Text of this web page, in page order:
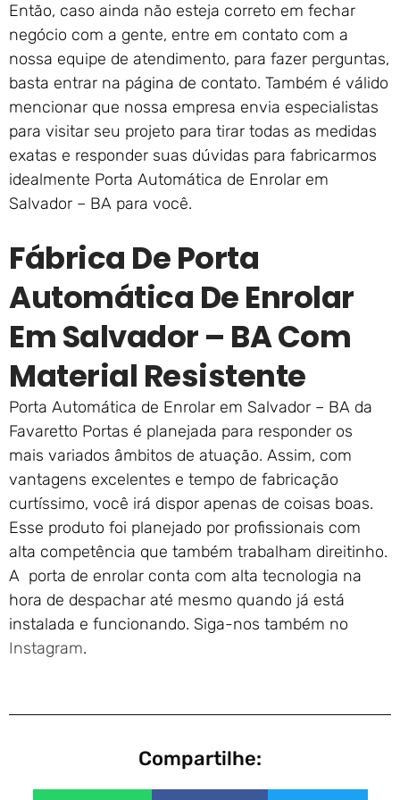
Então, caso ainda não esteja correto em fechar
negócio com a gente, entre em contato com a
nossa equipe de atendimento, para fazer perguntas,
basta entrar na página de contato. Também é válido
mencionar que nossa empresa envia especialistas
para visitar seu projeto para tirar todas as medidas
exatas e responder suas dúvidas para fabricarmos
idealmente Porta Automática de Enrolar em
Salvador – BA para você.
Fábrica De Porta
Automática De Enrolar
Em Salvador – BA Com
Material Resistente
Porta Automática de Enrolar em Salvador – BA da
Favaretto Portas é planejada para responder os
mais variados âmbitos de atuação. Assim, com
vantagens excelentes e tempo de fabricação
curtíssimo, você irá dispor apenas de coisas boas.
Esse produto foi planejado por profissionais com
alta competência que também trabalham direitinho.
A porta de enrolar conta com alta tecnologia na
hora de despachar até mesmo quando já está
instalada e funcionando. Siga-nos também no
Instagram.
Compartilhe: